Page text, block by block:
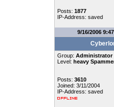
Posts: 1877
IP-Address: saved
9/16/2006
Group: Administrator
Level: heavy
Posts: 3610
Joined: 3/11/2004
IP-Address: saved